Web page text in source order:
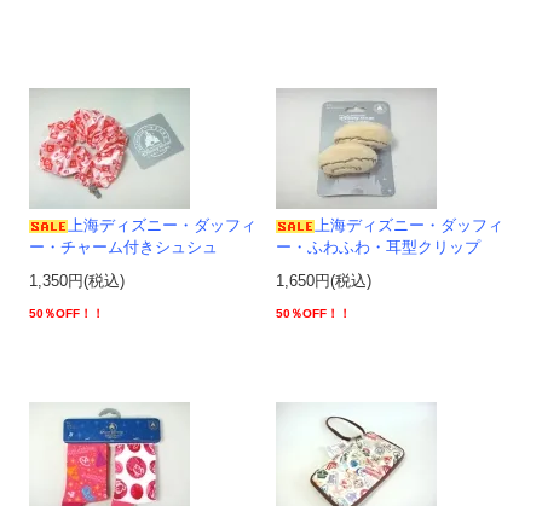
上海ディズニー・ダッフィ
ー・チャーム付きシュシュ
1,350円(税込)
50％OFF！！
上海ディズニー・ダッフィ
ー・ふわふわ・耳型クリップ
1,650円(税込)
50％OFF！！